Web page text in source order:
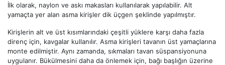
İlk olarak, naylon ve askı makasları kullanılarak yapılabilir. Alt
yamaçta yer alan asma kirişler dik üçgen şeklinde yapılmıştır.
Kirişlerin alt ve üst kısımlarındaki çeşitli yüklere karşı daha fazla
direnç için, kavgalar kullanılır. Asma kirişleri tavanın üst yamaçlarına
monte edilmiştir. Aynı zamanda, sıkmaları tavan süspansiyonuna
uygulanır. Bükülmesini daha da önlemek için, bağı başlığın üzerine